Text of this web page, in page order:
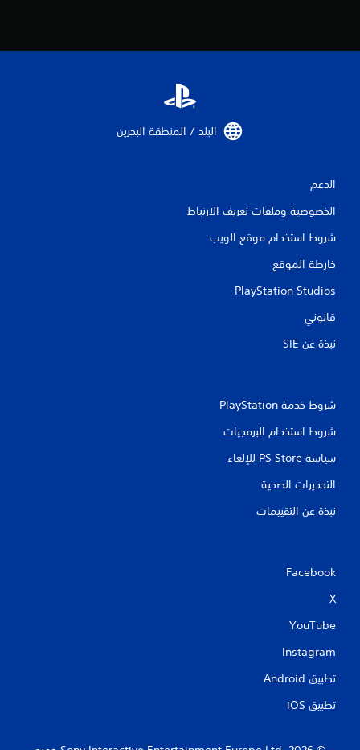
البلد / المنطقة البحرين‏
الدعم
الخصوصية وملفات تعريف الارتباط
شروط استخدام موقع الويب
خارطة الموقع
PlayStation Studios
قانوني
نبذة عن SIE‏
شروط خدمة PlayStation‏
شروط استخدام البرمجيات
سياسة PS Store للإلغاء
التحذيرات الصحية
نبذة عن التقييمات
Facebook
X
YouTube
Instagram
تطبيق Android‏
تطبيق iOS‏